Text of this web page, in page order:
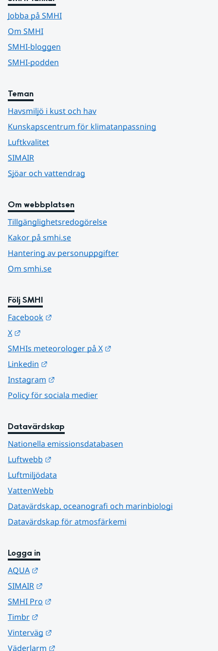
Jobba på SMHI
Om SMHI
SMHI-bloggen
SMHI-podden
Teman
Havsmiljö i kust och hav
Kunskapscentrum för klimatanpassning
Luftkvalitet
SIMAIR
Sjöar och vattendrag
Om webbplatsen
Tillgänglighetsredogörelse
Kakor på smhi.se
Hantering av personuppgifter
Om smhi.se
Följ SMHI
Facebook
X
SMHIs meteorologer på X
Linkedin
Instagram
Policy för sociala medier
Datavärdskap
Nationella emissionsdatabasen
Luftwebb
Luftmiljödata
VattenWebb
Datavärdskap, oceanografi och marinbiologi
Datavärdskap för atmosfärkemi
Logga in
AQUA
SIMAIR
SMHI Pro
Timbr
Vinterväg
Väderlarm